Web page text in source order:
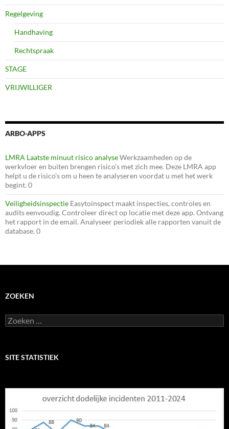
Regelgeving
Handhaving
Rechtspraak
STAGE
VRIJWILLIGER
ARBO-APPS
LMRA Laatste minuut risico analyseWerkzaamheden op de
werkvloer en buiten brengen risico’s met zich mee. Deze LMRA app
helpt u de risico’s om u heen te analyseren voordat u met het werk
begint. 0
Veiligheidsinspectie Easytoinspect maakt inspecties, controles en
audits eenvoudig. Controleer direct op locatie met deze app. Ontvang
het rapport in de email. Analyseer periodiek alle rapporten vanuit de
database. 0
ZOEKEN
Zoeken
naar:
SITE STATISTIEK